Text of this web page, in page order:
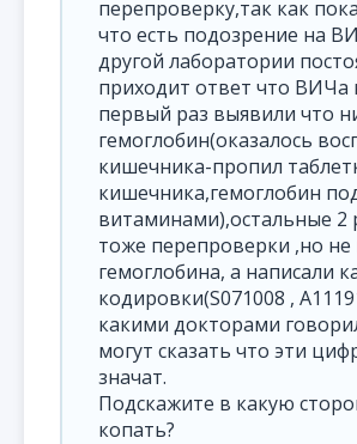
перепроверку,так как
что есть подозрение на
другой лаборатории
приходит ответ что ВИЧа
первый раз выявили что
гемоглобин(оказалось
кишечника-пропил
кишечника,гемоглобин
витаминами),остальные 2
тоже перепроверки ,но не
гемоглобина, а написали
кодировки(S071008 ,
какими докторами
могут сказать что эти
значат.
Подскажите в какую
копать?